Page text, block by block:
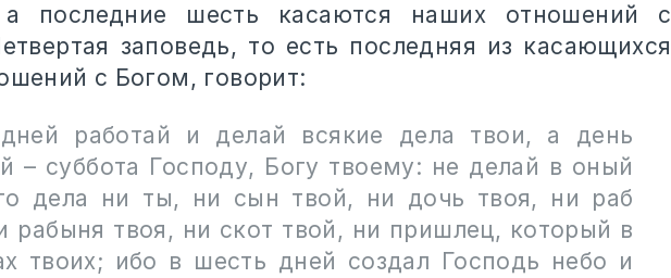
последние шесть касаются наших отношений с
заповедь, то есть последняя из касающихся
с Богом, говорит:
работай и делай всякие дела твои, а день
– суббота Господу, Богу твоему: не делай в оный
дела ни ты, ни сын твой, ни дочь твоя, ни раб
рабыня твоя, ни скот твой, ни пришлец, который в
твоих; ибо в шесть дней создал Господь небо и